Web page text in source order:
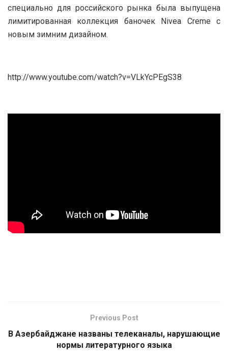
специально для российского рынка была выпущена
лимитированная коллекция баночек Nivea Creme с
новым зимним дизайном.
http://www.youtube.com/watch?v=VLkYcPEgS38
Previous Post
В Азербайджане названы телеканалы, нарушающие
нормы литературного языка